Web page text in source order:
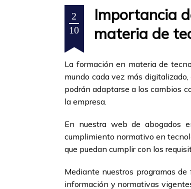
2
10
Importancia
materia de
La formación en materia de
mundo cada vez más
podrán adaptarse a los cambios
la empresa.
En nuestra web de abogados
cumplimiento normativo en
que puedan cumplir con los
Mediante nuestros programas
información y normativas